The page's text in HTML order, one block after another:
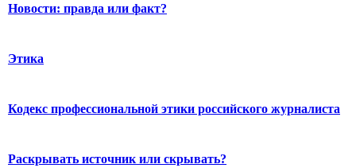
Новости: правда или факт?
Этика
Кодекс профессиональной этики российского журналиста
Раскрывать источник или скрывать?